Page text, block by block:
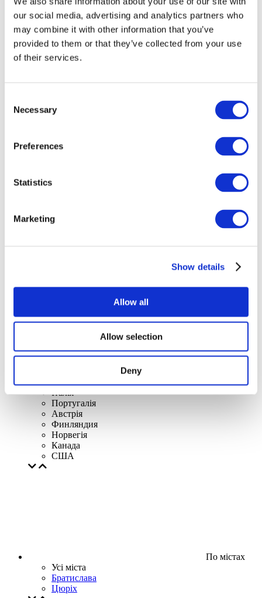
our social media, advertising and analytics partners who
may combine it with other information that you’ve
provided to them or that they’ve collected from your use
of their services.
Selection
Necessary
Preferences
Statistics
Marketing
Show details
Allow all
Allow selection
Deny
Великобританія
Республіка Ірландія
Словаччина
Угорщина
Iрландія
Iталiя
Португалія
Австрія
Финляндия
Норвегія
Канада
США
По містах
Усі міста
Братислава
Цюрiх